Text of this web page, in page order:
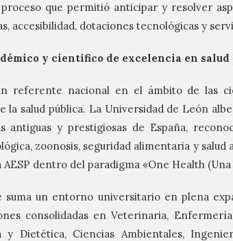
proceso que permitió anticipar y resolver
accesibilidad, dotaciones tecnológicas y
y científico de excelencia en salud
referente nacional en el ámbito de las
la salud pública. La Universidad de León
antiguas y prestigiosas de España,
zoonosis, seguridad alimentaria y salud
dentro del paradigma «One Health (Una
suma un entorno universitario en plena
consolidadas en Veterinaria,
y Dietética, Ciencias Ambientales,